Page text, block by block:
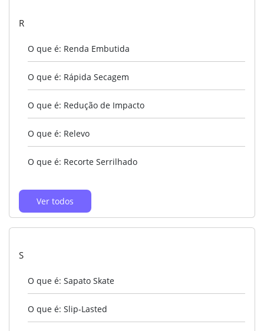
R
O que é: Renda Embutida
O que é: Rápida Secagem
O que é: Redução de Impacto
O que é: Relevo
O que é: Recorte Serrilhado
Ver todos
S
O que é: Sapato Skate
O que é: Slip-Lasted